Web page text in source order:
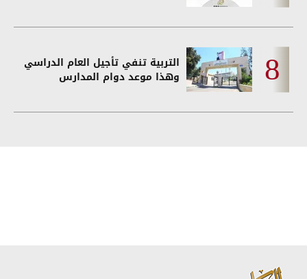
التربية تنفي تأجيل العام الدراسي
وهذا موعد دوام المدارس